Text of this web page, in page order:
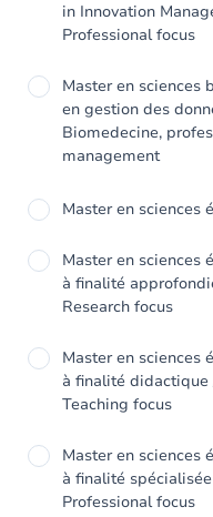
in Innovation
Professional focus
Master en sciences
en gestion des
Biomedecine,
management
Master en sciences
Master en sciences
à finalité
Research focus
Master en sciences
à finalité didactique
Teaching focus
Master en sciences
à finalité
Professional focus